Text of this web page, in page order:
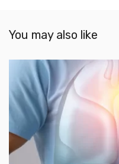
You may also like